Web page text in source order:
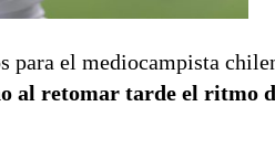
para el mediocampista
al retomar tarde el ritmo